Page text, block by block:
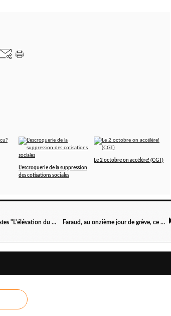
L'escroquerie de la suppression
des cotisations sociales
Le 2 octobre on accélère! (CGT)
École: grève du jeudi 13 janvier, pour les communistes "L'élévation du niveau de connaissance de la jeunesse est un enjeu de société" Faraud, au onzième jour de grève, ce qui n'était pas possible l'est devenu!